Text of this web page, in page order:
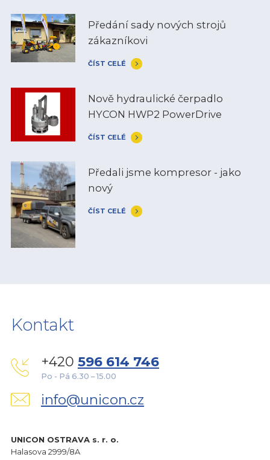
Předání sady nových strojů
zákazníkovi
ČÍST CELÉ
Nově hydraulické čerpadlo
HYCON HWP2 PowerDrive
ČÍST CELÉ
Předali jsme kompresor - jako
nový
ČÍST CELÉ
Kontakt
+420 596 614 746
Po - Pá 6.30 – 15.00
info@unicon.cz
UNICON OSTRAVA s. r. o.
Halasova 2999/8A